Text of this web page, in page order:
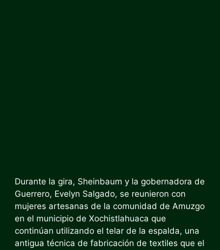
Durante la gira, Sheinbaum y la gobernadora de
Guerrero, Evelyn Salgado, se reunieron con
mujeres artesanas de la comunidad de Amuzgo
en el municipio de Xochistlahuaca que
continúan utilizando el telar de la espalda, una
antigua técnica de fabricación de textiles que el